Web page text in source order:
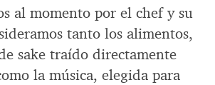
al momento por el chef y su
tanto los alimentos,
sake traído directamente
la música, elegida para